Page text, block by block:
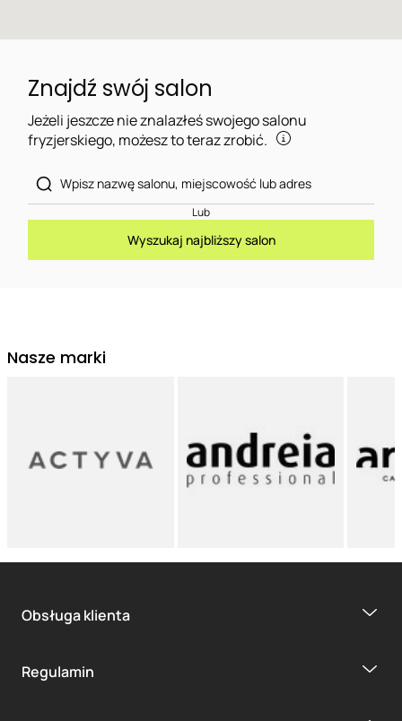
Znajdź swój salon
Jeżeli jeszcze nie znalazłeś swojego salonu
fryzjerskiego, możesz to teraz zrobić.
Lub
Wyszukaj najbliższy salon
Nasze marki
Obsługa klienta
Regulamin